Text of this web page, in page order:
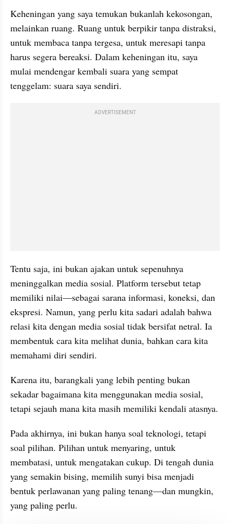
Keheningan yang saya temukan bukanlah kekosongan,
melainkan ruang. Ruang untuk berpikir tanpa distraksi,
untuk membaca tanpa tergesa, untuk meresapi tanpa
harus segera bereaksi. Dalam keheningan itu, saya
mulai mendengar kembali suara yang sempat
tenggelam: suara saya sendiri.
ADVERTISEMENT
Tentu saja, ini bukan ajakan untuk sepenuhnya
meninggalkan media sosial. Platform tersebut tetap
memiliki nilai—sebagai sarana informasi, koneksi, dan
ekspresi. Namun, yang perlu kita sadari adalah bahwa
relasi kita dengan media sosial tidak bersifat netral. Ia
membentuk cara kita melihat dunia, bahkan cara kita
memahami diri sendiri.
Karena itu, barangkali yang lebih penting bukan
sekadar bagaimana kita menggunakan media sosial,
tetapi sejauh mana kita masih memiliki kendali atasnya.
Pada akhirnya, ini bukan hanya soal teknologi, tetapi
soal pilihan. Pilihan untuk menyaring, untuk
membatasi, untuk mengatakan cukup. Di tengah dunia
yang semakin bising, memilih sunyi bisa menjadi
bentuk perlawanan yang paling tenang—dan mungkin,
yang paling perlu.